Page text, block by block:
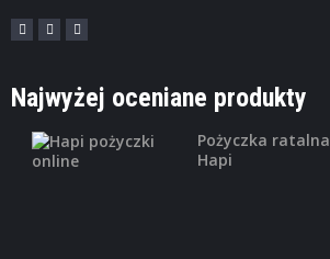
Najwyżej oceniane produkty
Pożyczka ratalna
Hapi